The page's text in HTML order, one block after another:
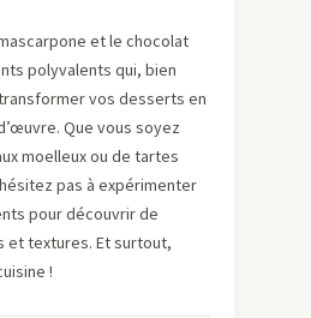
et le chocolat
polyvalents qui, bien
vos desserts en
Que vous soyez
moelleux ou de tartes
pas à expérimenter
pour découvrir de
et textures. Et surtout,
!